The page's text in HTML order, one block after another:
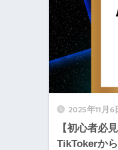
2025年11月6
【初心者必
TikTokerか